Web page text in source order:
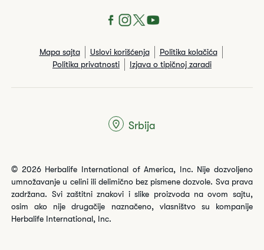
Mapa sajta Uslovi korišćenja
Politika kolačića
Politika privatnosti
Izjava o tipičnoj zaradi
© 2026 Herbalife International of America, Inc. Nije dozvoljeno
umnožavanje u celini ili delimično bez pismene dozvole. Sva prava
zadržana. Svi zaštitni znakovi i slike proizvoda na ovom sajtu,
osim ako nije drugačije naznačeno, vlasništvo su kompanije
Herbalife International, Inc.
Srbija